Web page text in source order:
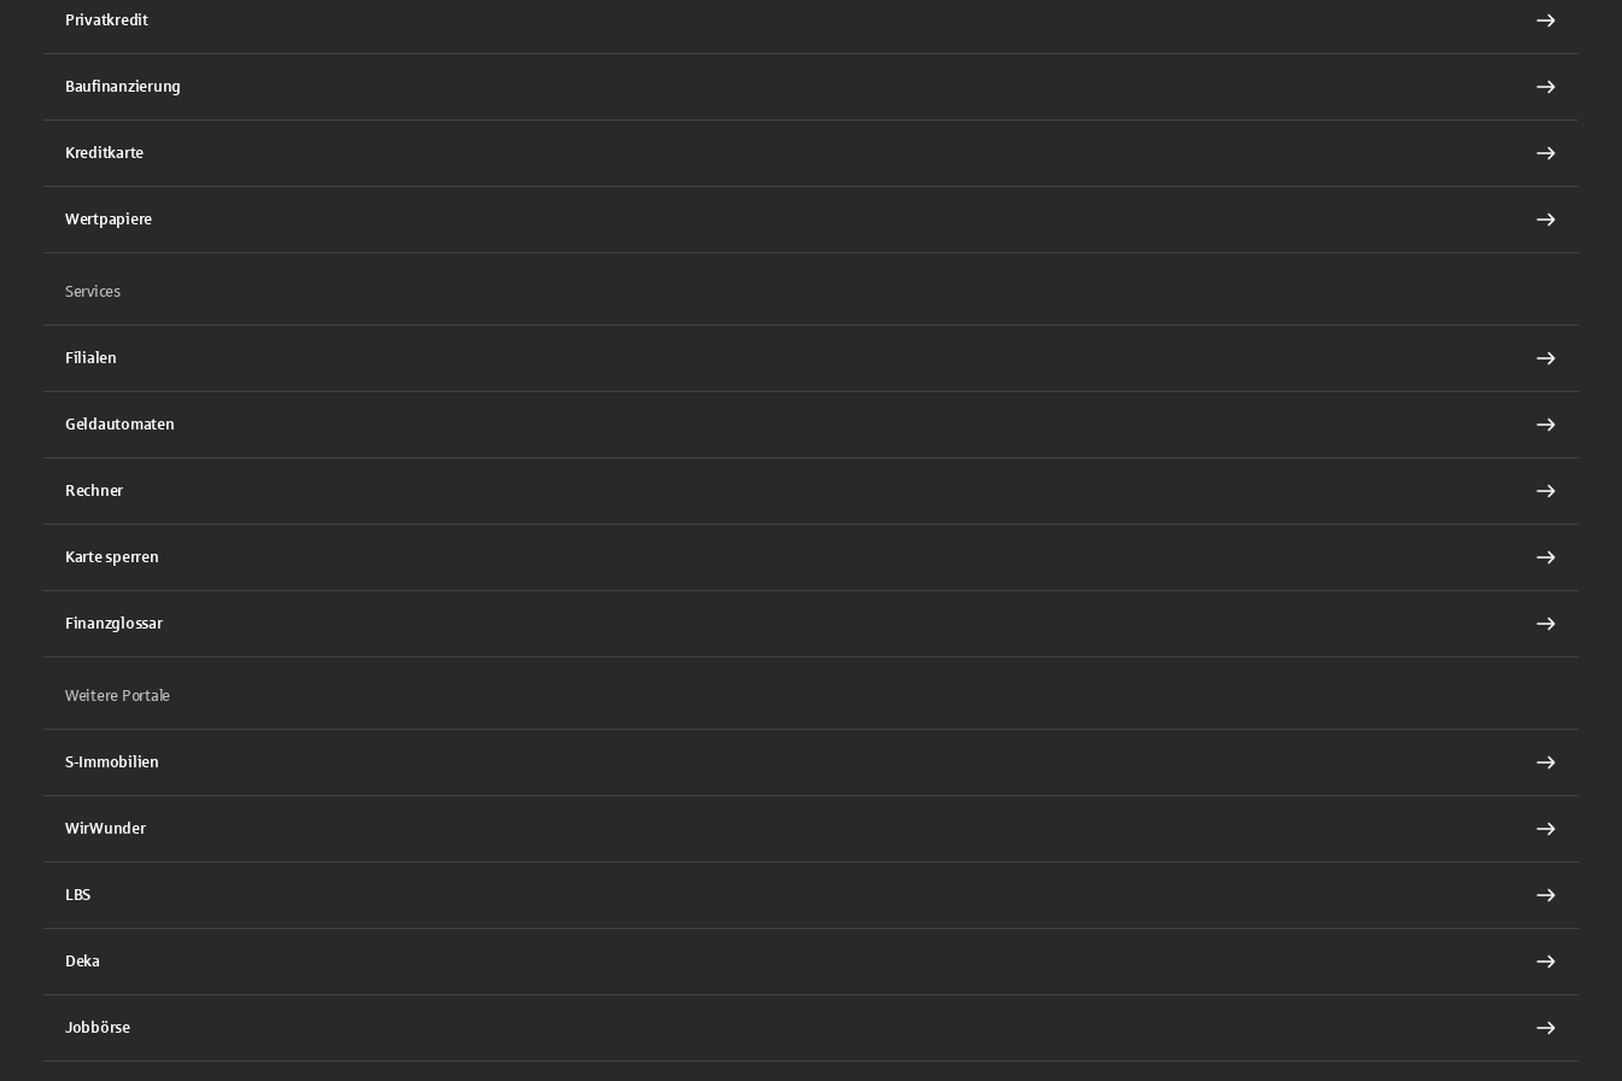
Privatkredit
Baufinanzierung
Kreditkarte
Wertpapiere
Services
Filialen
Geldautomaten
Rechner
Karte sperren
Finanzglossar
Weitere Portale
S-Immobilien
WirWunder
LBS
Deka
Jobbörse